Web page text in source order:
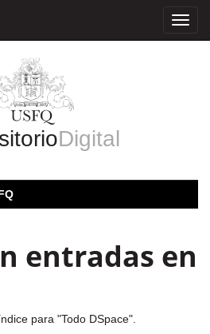
Digital
entradas en
para "Todo DSpace".